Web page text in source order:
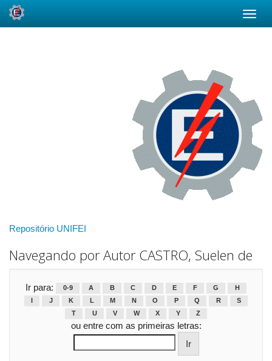
Repositório UNIFEI
Navegando por Autor CASTRO, Suelen de
Ir para: 0-9 A B C D E F G
H
J K L M N O P Q R
S
T
U V W X Y Z
ou entre com as primeiras letras: